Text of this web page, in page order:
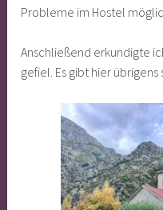
Probleme im Hostel
Anschließend erkundigte
gefiel. Es gibt hier